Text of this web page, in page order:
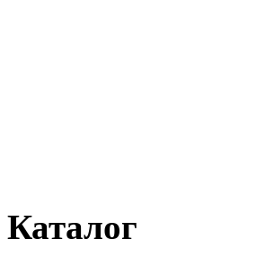
Каталог